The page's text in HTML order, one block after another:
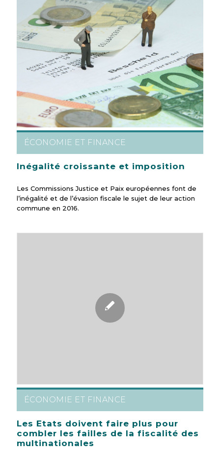
ÉCONOMIE ET FINANCE
Inégalité croissante et imposition
Les Commissions Justice et Paix européennes font de
l’inégalité et de l’évasion fiscale le sujet de leur action
commune en 2016.
ÉCONOMIE ET FINANCE
Les Etats doivent faire plus pour
combler les failles de la fiscalité des
multinationales